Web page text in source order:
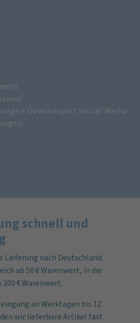
Gewinnspiel Social Media
schnell und
Lieferung nach Deutschland
ab 50 € Warenwert, in die
200 € Warenwert.
an Werktagen bis 12
wir lieferbare Artikel fast